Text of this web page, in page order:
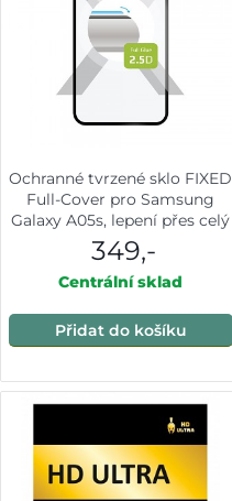
Ochranné tvrzené sklo FIXED
Full-Cover pro Samsung
Galaxy A05s, lepení přes celý
displej, černé
349,-
Centrální sklad
Přidat do košíku